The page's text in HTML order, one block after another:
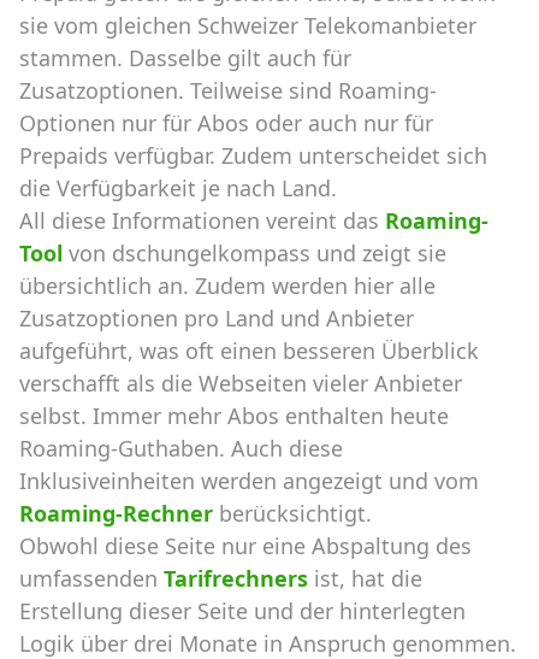
sie vom gleichen Schweizer Telekomanbieter
stammen. Dasselbe gilt auch für
Zusatzoptionen. Teilweise sind Roaming-
Optionen nur für Abos oder auch nur für
Prepaids verfügbar. Zudem unterscheidet sich
die Verfügbarkeit je nach Land.
All diese Informationen vereint das Roaming-
Tool von dschungelkompass und zeigt sie
übersichtlich an. Zudem werden hier alle
Zusatzoptionen pro Land und Anbieter
aufgeführt, was oft einen besseren Überblick
verschafft als die Webseiten vieler Anbieter
selbst. Immer mehr Abos enthalten heute
Roaming-Guthaben. Auch diese
Inklusiveinheiten werden angezeigt und vom
Roaming-Rechner berücksichtigt.
Obwohl diese Seite nur eine Abspaltung des
umfassenden Tarifrechners ist, hat die
Erstellung dieser Seite und der hinterlegten
Logik über drei Monate in Anspruch genommen.